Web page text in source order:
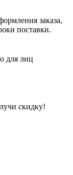
заказа,
поставки.
для лиц
скидку!